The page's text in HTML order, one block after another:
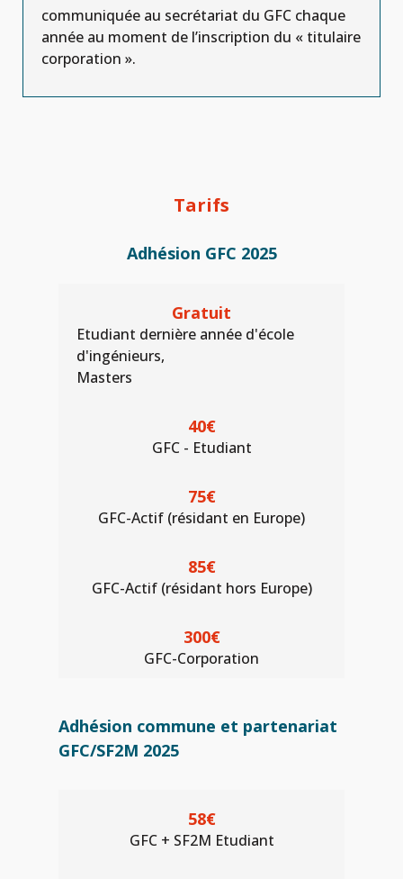
communiquée au secrétariat du GFC chaque
année au moment de l’inscription du « titulaire
corporation ».
Tarifs
Adhésion GFC 2025
Gratuit
Etudiant dernière année d'école
d'ingénieurs,
Masters
40€
GFC - Etudiant
75€
GFC-Actif (résidant en Europe)
85€
GFC-Actif (résidant hors Europe)
300€
GFC-Corporation
Adhésion commune et partenariat
GFC/SF2M 2025
58€
GFC + SF2M Etudiant